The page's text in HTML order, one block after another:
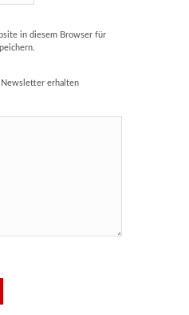
in diesem Browser für
Newsletter erhalten